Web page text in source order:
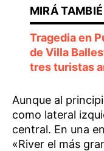
Tragedia en
de Villa
tres turistas
Aunque al
como lateral
central. En una
«River el más